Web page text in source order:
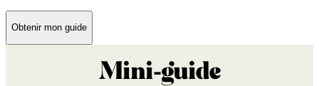
Obtenir mon guide
Mini-guide